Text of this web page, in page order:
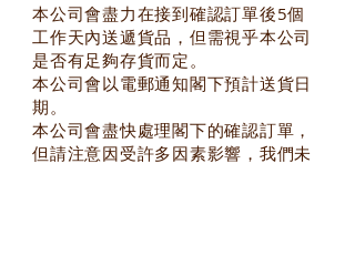
本公司會盡力在接到確認訂單後5個
工作天內送遞貨品，但需視乎本公司
是否有足夠存貨而定。
本公司會以電郵通知閣下預計送貨日
期。
本公司會盡快處理閣下的確認訂單，
但請注意因受許多因素影響，我們未